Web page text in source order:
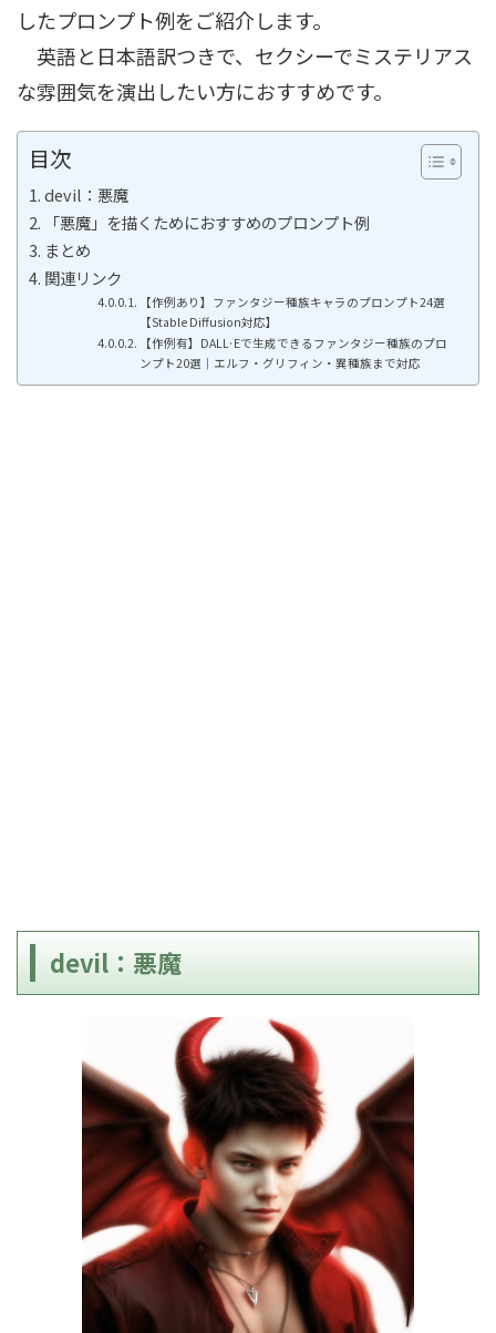
したプロンプト例をご紹介します。
英語と日本語訳つきで、セクシーでミステリアス
な雰囲気を演出したい方におすすめです。
目次
devil：悪魔
「悪魔」を描くためにおすすめのプロンプト例
まとめ
関連リンク
【作例あり】ファンタジー種族キャラのプロンプト24選
【Stable Diffusion対応】
【作例有】DALL·Eで生成できるファンタジー種族のプロ
ンプト20選｜エルフ・グリフィン・異種族まで対応
devil：悪魔